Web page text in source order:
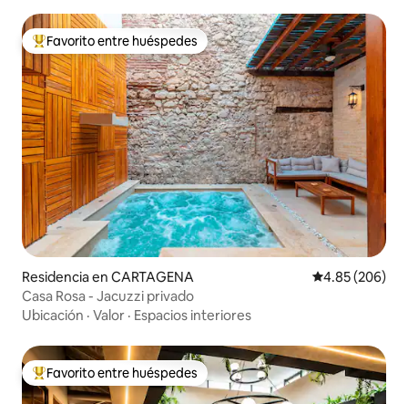
De los mejores en Favorito entre huéspedes
Favorito entre huéspedes
Residencia en CARTAGENA Calificación
4.85 (206)
Casa Rosa - Jacuzzi privado
Ubicación · Valor · Espacios interiores
De los mejores en Favorito entre huéspedes
Favorito entre huéspedes